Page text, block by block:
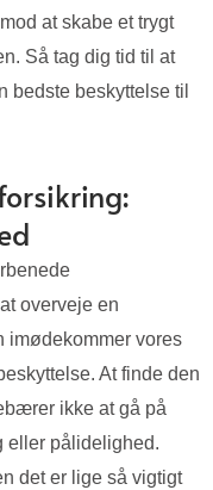
at skabe et trygt
Så tag dig tid til at
bedste beskyttelse til
overveje en
imødekommer vores
At finde den
ikke at gå på
eller pålidelighed.
det er lige så vigtigt